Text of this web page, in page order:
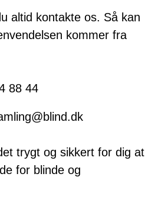
altid kontakte os. Så kan
kommer fra
88 44
trygt og sikkert for dig at
for blinde og